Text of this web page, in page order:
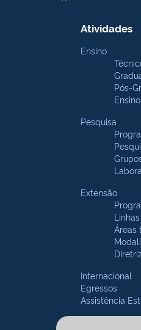
Atividades
Ensino
Pós-
Pesquisa
Extensão
Áreas
Internacional
Egressos
Assistência